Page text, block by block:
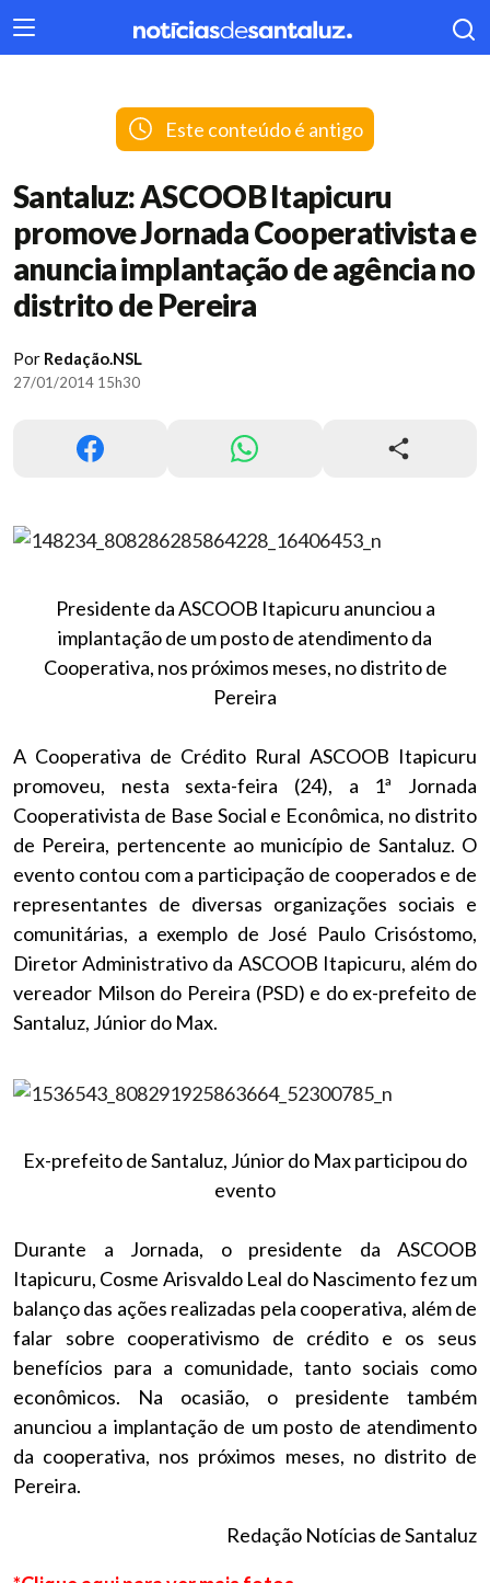
404
Este conteúdo é antigo
Santaluz: ASCOOB Itapicuru
promove Jornada Cooperativista e
anuncia implantação de agência no
distrito de Pereira
Por Redação.NSL
27/01/2014 15h30
Presidente da ASCOOB Itapicuru anunciou a
implantação de um posto de atendimento da
Cooperativa, nos próximos meses, no distrito de
Pereira
A Cooperativa de Crédito Rural ASCOOB Itapicuru
promoveu, nesta sexta-feira (24), a 1ª Jornada
Cooperativista de Base Social e Econômica, no distrito
de Pereira, pertencente ao município de Santaluz. O
evento contou com a participação de cooperados e de
representantes de diversas organizações sociais e
comunitárias, a exemplo de José Paulo Crisóstomo,
Diretor Administrativo da ASCOOB Itapicuru, além do
vereador Milson do Pereira (PSD) e do ex-prefeito de
Santaluz, Júnior do Max.
Ex-prefeito de Santaluz, Júnior do Max participou do
evento
Durante a Jornada, o presidente da ASCOOB
Itapicuru, Cosme Arisvaldo Leal do Nascimento fez um
balanço das ações realizadas pela cooperativa, além de
falar sobre cooperativismo de crédito e os seus
benefícios para a comunidade, tanto sociais como
econômicos. Na ocasião, o presidente também
anunciou a implantação de um posto de atendimento
da cooperativa, nos próximos meses, no distrito de
Pereira.
Redação Notícias de Santaluz